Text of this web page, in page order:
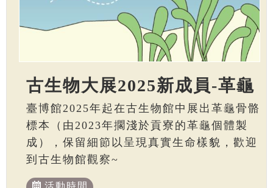
古生物大展2025新成員-革龜
臺博館2025年起在古生物館中展出革龜骨骼
標本（由2023年擱淺於貢寮的革龜個體製
成），保留細節以呈現真實生命樣貌，歡迎
到古生物館觀察~